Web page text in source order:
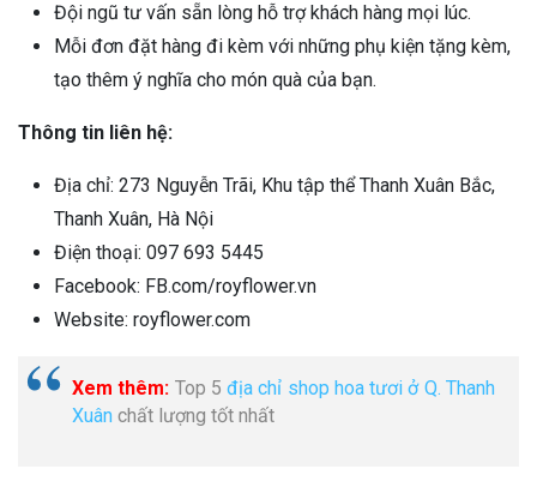
Đội ngũ tư vấn sẵn lòng hỗ trợ khách hàng mọi lúc.
Mỗi đơn đặt hàng đi kèm với những phụ kiện tặng kèm,
tạo thêm ý nghĩa cho món quà của bạn.
Thông tin liên hệ:
Địa chỉ: 273 Nguyễn Trãi, Khu tập thể Thanh Xuân Bắc,
Thanh Xuân, Hà Nội
Điện thoại: 097 693 5445
Facebook: FB.com/royflower.vn
Website: royflower.com
Xem thêm: Top 5địa chỉ shop hoa tươi ở Q. Thanh
Xuân chất lượng tốt nhất